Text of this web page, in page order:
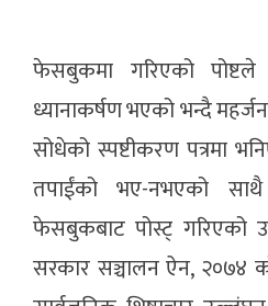
फेसबुकमा गरिएको पोष्टले
ध्यानाकर्षण भएको भन्दै
सोधेको स्पष्टीकरण पत्रमा
तपाईंको भए-नभएको
फेसबुकबाट पोस्ट् गरिएको
सरकार सञ्चालन ऐन, २०७४